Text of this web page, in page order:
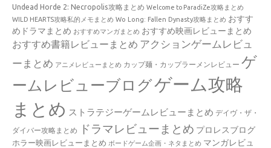
Undead Horde 2: Necropolis攻略まとめ Welcome to ParadiZe攻略まとめ
WILD HEARTS攻略私的メモまとめ Wo Long: Fallen Dynasty攻略まとめ おすす
めドラマまとめ おすすめマンガまとめ おすすめ映画レビューまとめ
おすすめ書籍レビューまとめ アクションゲームレビュ
ーまとめ アニメレビューまとめ カップ麺・カップラーメンレビュー ゲ
ームレビューブログゲーム攻略
まとめ ストラテジーゲームレビューまとめ デイヴ・ザ・
ダイバー攻略まとめ ドラマレビューまとめ プロレスブログ
ホラー映画レビューまとめ ボードゲーム企画・ネタまとめ マンガレビュ